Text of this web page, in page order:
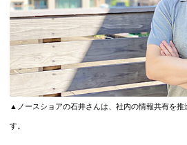
▲ノースショアの石井さんは、社内の情報共有を
す。